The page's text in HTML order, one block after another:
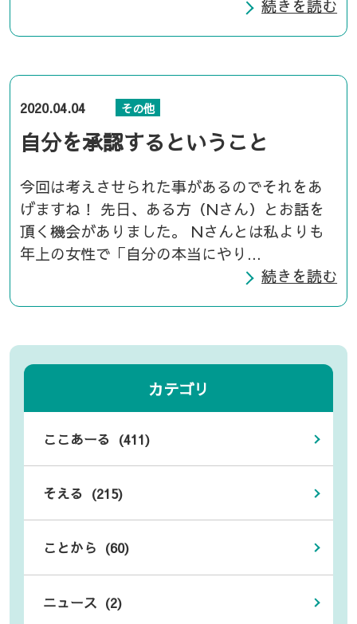
続きを読む
2020.04.04 その他
自分を承認するということ
今回は考えさせられた事があるのでそれをあ
げますね！ 先日、ある方（Nさん）とお話を
頂く機会がありました。 Nさんとは私よりも
年上の女性で「自分の本当にやり...
続きを読む
カテゴリ
ここあーる (411)
そえる (215)
ことから (60)
ニュース (2)